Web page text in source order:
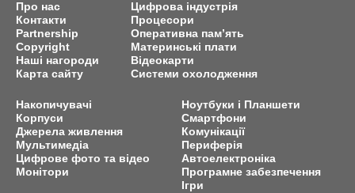
Про нас
Контакти
Partnership
Copyright
Наші нагороди
Карта сайту
Цифрова індустрія
Процесори
Оперативна пам’ять
Материнські плати
Відеокарти
Системи охолодження
Накопичувачі
Корпуси
Джерела живлення
Мультимедіа
Цифрове фото та відео
Монітори
Ноутбуки і Планшети
Смартфони
Комунікації
Периферія
Автоелектроніка
Програмне забезпечення
Ігри